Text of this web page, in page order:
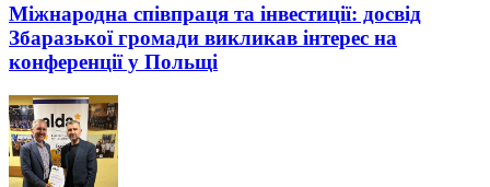
Міжнародна співпраця та інвестиції: досвід
Збаразької громади викликав інтерес на
конференції у Польщі